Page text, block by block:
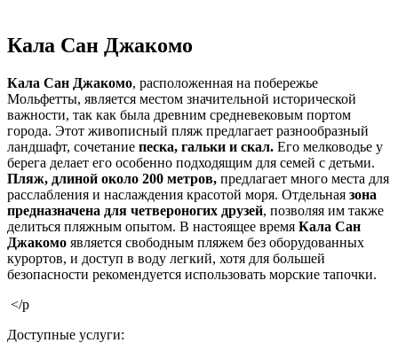
Кала Сан Джакомо
Кала Сан Джакомо, расположенная на побережье
Мольфетты, является местом значительной исторической
важности, так как была древним средневековым портом
города. Этот живописный пляж предлагает разнообразный
ландшафт, сочетание песка, гальки и скал. Его мелководье у
берега делает его особенно подходящим для семей с детьми.
Пляж, длиной около 200 метров, предлагает много места для
расслабления и наслаждения красотой моря. Отдельная зона
предназначена для четвероногих друзей, позволяя им также
делиться пляжным опытом. В настоящее время Кала Сан
Джакомо является свободным пляжем без оборудованных
курортов, и доступ в воду легкий, хотя для большей
безопасности рекомендуется использовать морские тапочки.
</p
Доступные услуги: